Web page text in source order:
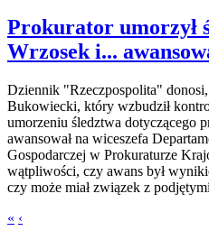
Prokurator umorzył
Wrzosek i...
Dziennik "Rzeczpospolita"
Bukowiecki, który wzbudził
umorzeniu śledztwa dotyczącego
awansował na wiceszefa
Gospodarczej w Prokuraturze
wątpliwości, czy awans był
czy może miał związek z
« ‹